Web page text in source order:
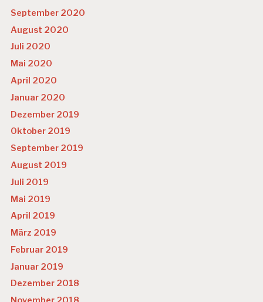
September 2020
August 2020
Juli 2020
Mai 2020
April 2020
Januar 2020
Dezember 2019
Oktober 2019
September 2019
August 2019
Juli 2019
Mai 2019
April 2019
März 2019
Februar 2019
Januar 2019
Dezember 2018